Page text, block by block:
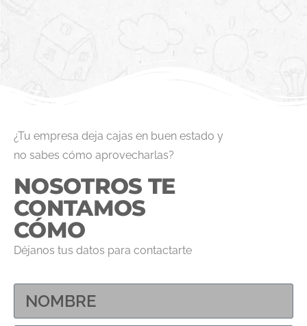
¿Tu empresa deja cajas en buen estado y
no sabes cómo aprovecharlas?
NOSOTROS TE
CONTAMOS
CÓMO
Déjanos tus datos para contactarte